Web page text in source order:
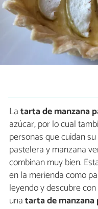
Latarta de manzana
azúcar, por lo cual
personas que cuidan
pastelera y manzana
combinan muy bien.
en la merienda como
leyendo y descubre
unatarta de